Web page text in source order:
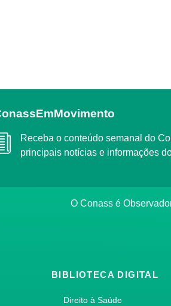
#ConassEmMovimento
Receba o conteúdo semanal do Conass com as
principais notícias e informações
O Conass é
BIBLIOTECA DIGITAL
Direito à Saúde